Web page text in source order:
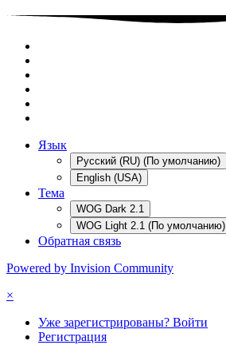
Язык
Русский (RU) (По умолчанию)
English (USA)
Тема
WOG Dark 2.1
WOG Light 2.1 (По умолчанию)
Обратная связь
Powered by Invision Community
×
Уже зарегистрированы? Войти
Регистрация